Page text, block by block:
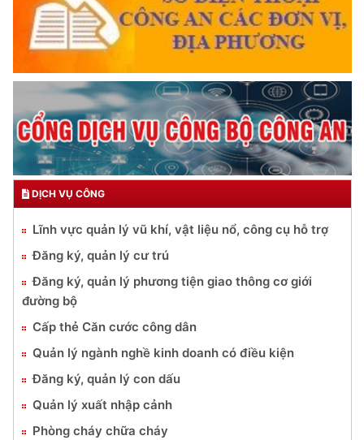
Đối với nhân dân, phải
KÍNH TRỌNG LỄ PHÉP
Đối với công việc, phải
TẬN TỤY
Đối với địch, phải
CƯƠNG QUYẾT, KHÔN KHÉO
Trích thư Chủ tịch Hồ Chí Minh
gửi Công an Khu XII,
ngày 11 tháng 3 năm 1948.
TRUYỀN HÌNH AN NINH HP